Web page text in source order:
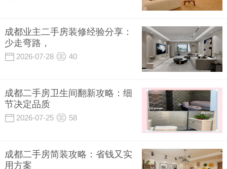
成都业主二手房装修经验分享：
少走弯路，
2026-07-28 40
成都二手房卫生间翻新攻略：细
节决定品质
2026-07-25 58
成都二手房简装攻略：省钱又实
用方案